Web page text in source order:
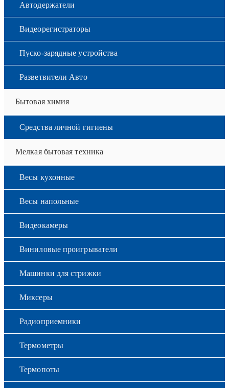
Автодержатели
Видеорегистраторы
Пуско-зарядные устройства
Разветвители Авто
Бытовая химия
Средства личной гигиены
Мелкая бытовая техника
Весы кухонные
Весы напольные
Видеокамеры
Виниловые проигрыватели
Машинки для стрижки
Миксеры
Радиоприемники
Термометры
Термопоты